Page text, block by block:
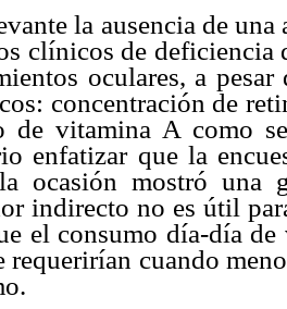
la ausencia de
clínicos de deficiencia
oculares, a
concentración de
de vitamina A como
enfatizar que la
ocasión mostró una
indirecto no es útil
el consumo día-día
requerirían cuando